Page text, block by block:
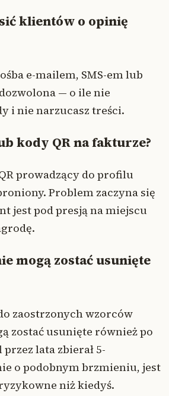
klientów o opinię
e-mailem, SMS-em lub
— o ile nie
i nie narzucasz treści.
kody QR na fakturze?
prowadzący do profilu
Problem zaczyna się
jest pod presją na miejscu
mogą zostać usunięte
zaostrzonych wzorców
zostać usunięte również po
lata zbierał 5-
o podobnym brzmieniu, jest
niż kiedyś.